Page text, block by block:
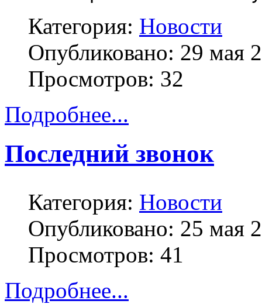
Категория: Новости
Опубликовано: 29 мая
Просмотров: 32
Подробнее...
Последний звонок
Категория: Новости
Опубликовано: 25 мая
Просмотров: 41
Подробнее...